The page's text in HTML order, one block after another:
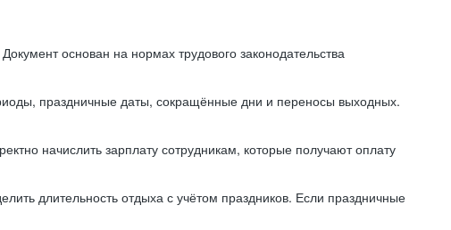
основан на нормах трудового законодательства
праздничные даты, сокращённые дни и переносы выходных.
начислить зарплату сотрудникам, которые получают оплату
длительность отдыха с учётом праздников. Если праздничные